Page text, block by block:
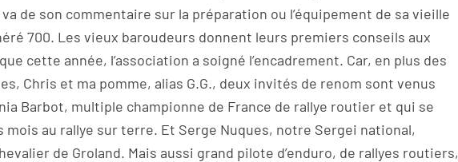
va de son commentaire sur la préparation ou l’équipement de sa vieille
700. Les vieux baroudeurs donnent leurs premiers conseils aux
cette année, l’association a soigné l’encadrement. Car, en plus des
Chris et ma pomme, alias G.G., deux invités de renom sont venus
Barbot, multiple championne de France de rallye routier et qui se
au rallye sur terre. Et Serge Nuques, notre Sergei national,
de Groland. Mais aussi grand pilote d’enduro, de rallyes routiers,